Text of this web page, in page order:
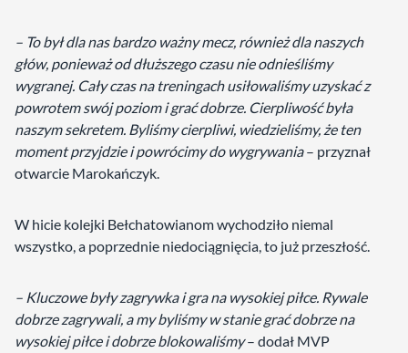
– To był dla nas bardzo ważny mecz, również dla naszych
głów, ponieważ od dłuższego czasu nie odnieśliśmy
wygranej. Cały czas na treningach usiłowaliśmy uzyskać z
powrotem swój poziom i grać dobrze. Cierpliwość była
naszym sekretem. Byliśmy cierpliwi, wiedzieliśmy, że ten
moment przyjdzie i powrócimy do wygrywania– przyznał
otwarcie Marokańczyk.
W hicie kolejki Bełchatowianom wychodziło niemal
wszystko, a poprzednie niedociągnięcia, to już przeszłość.
– Kluczowe były zagrywka i gra na wysokiej piłce. Rywale
dobrze zagrywali, a my byliśmy w stanie grać dobrze na
wysokiej piłce i dobrze blokowaliśmy– dodał MVP